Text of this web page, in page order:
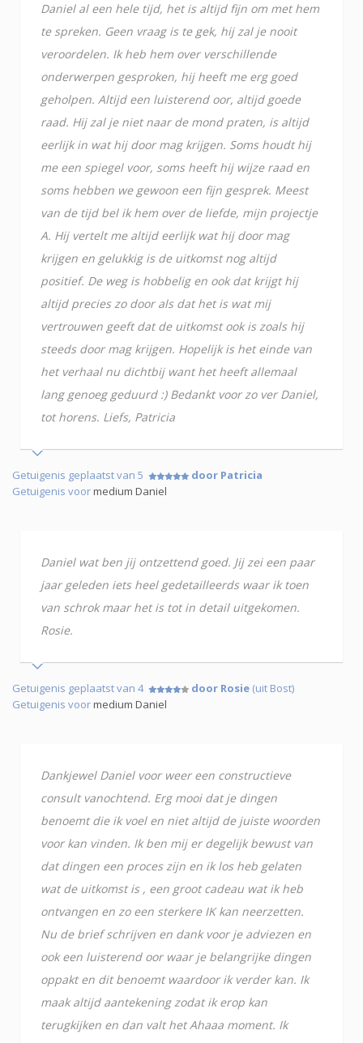
Daniel al een hele tijd, het is altijd fijn om met hem
te spreken. Geen vraag is te gek, hij zal je nooit
veroordelen. Ik heb hem over verschillende
onderwerpen gesproken, hij heeft me erg goed
geholpen. Altijd een luisterend oor, altijd goede
raad. Hij zal je niet naar de mond praten, is altijd
eerlijk in wat hij door mag krijgen. Soms houdt hij
me een spiegel voor, soms heeft hij wijze raad en
soms hebben we gewoon een fijn gesprek. Meest
van de tijd bel ik hem over de liefde, mijn projectje
A. Hij vertelt me altijd eerlijk wat hij door mag
krijgen en gelukkig is de uitkomst nog altijd
positief. De weg is hobbelig en ook dat krijgt hij
altijd precies zo door als dat het is wat mij
vertrouwen geeft dat de uitkomst ook is zoals hij
steeds door mag krijgen. Hopelijk is het einde van
het verhaal nu dichtbij want het heeft allemaal
lang genoeg geduurd :) Bedankt voor zo ver Daniel,
tot horens. Liefs, Patricia
Getuigenis geplaatst van 5
door Patricia
Getuigenis voormedium Daniel
Daniel wat ben jij ontzettend goed. Jij zei een paar
jaar geleden iets heel gedetailleerds waar ik toen
van schrok maar het is tot in detail uitgekomen.
Rosie.
Getuigenis geplaatst van 4 door Rosie (uit Bost)
Getuigenis voormedium Daniel
Dankjewel Daniel voor weer een constructieve
consult vanochtend. Erg mooi dat je dingen
benoemt die ik voel en niet altijd de juiste woorden
voor kan vinden. Ik ben mij er degelijk bewust van
dat dingen een proces zijn en ik los heb gelaten
wat de uitkomst is , een groot cadeau wat ik heb
ontvangen en zo een sterkere IK kan neerzetten.
Nu de brief schrijven en dank voor je adviezen en
ook een luisterend oor waar je belangrijke dingen
oppakt en dit benoemt waardoor ik verder kan. Ik
maak altijd aantekening zodat ik erop kan
terugkijken en dan valt het Ahaaa moment. Ik